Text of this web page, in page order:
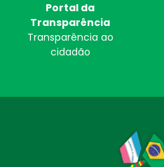
Portal da
Transparência
Transparência ao
cidadão